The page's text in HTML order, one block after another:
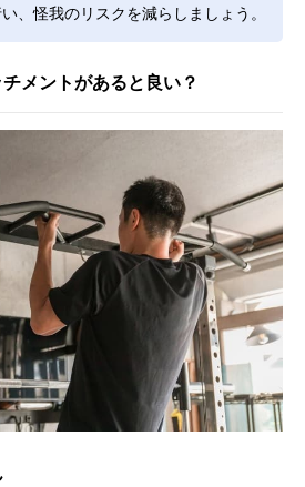
、怪我のリスクを減らしましょう。
メントがあると良い？